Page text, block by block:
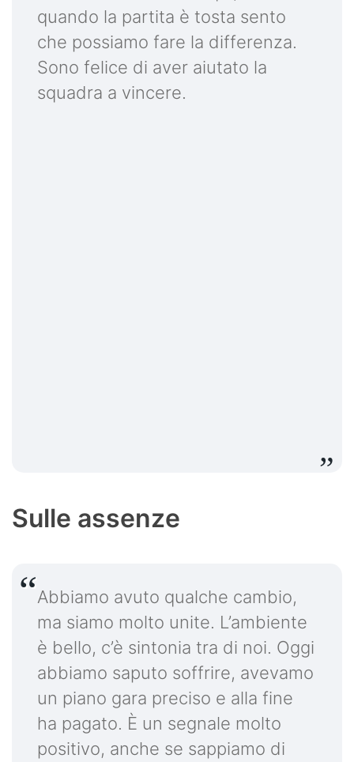
quando la partita è tosta sento
che possiamo fare la differenza.
Sono felice di aver aiutato la
squadra a vincere.
Sulle assenze
Abbiamo avuto qualche cambio,
ma siamo molto unite. L’ambiente
è bello, c’è sintonia tra di noi. Oggi
abbiamo saputo soffrire, avevamo
un piano gara preciso e alla fine
ha pagato. È un segnale molto
positivo, anche se sappiamo di